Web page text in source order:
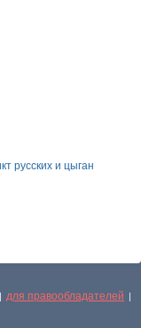
русских и цыган
| для правообладателей |